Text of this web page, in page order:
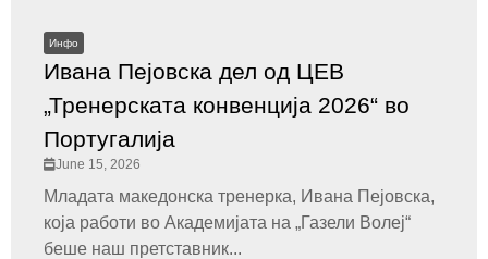
Инфо
Ивана Пејовска дел од ЦЕВ
„Тренерската конвенција 2026“ во
Португалија
June 15, 2026
Младата македонска тренерка, Ивана Пејовска,
која работи во Академијата на „Газели Волеј“
беше наш претставник...